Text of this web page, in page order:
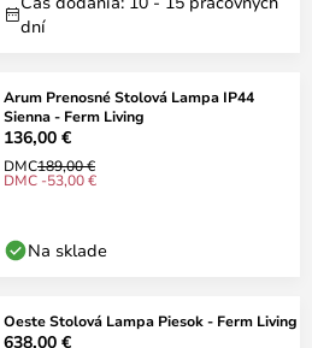
dní
Arum Prenosné Stolová Lampa IP44
Sienna - Ferm Living
136,00 €
DMC189,00 €
DMC -53,00 €
Na sklade
Oeste Stolová Lampa Piesok - Ferm Living
638,00 €